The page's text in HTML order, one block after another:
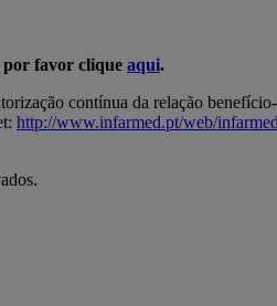
por favor clique aqui.
contínua da relação
http://www.infarmed.pt/web/